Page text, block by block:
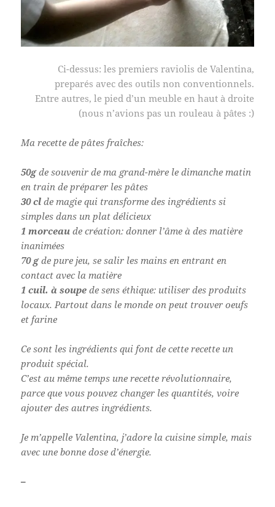
Ci-dessus: les premiers raviolis de Valentina,
preparés avec des outils non conventionnels.
Entre autres, le pied d’un meuble en haut à droite
(nous n’avions pas un rouleau à pâtes :)
Ma recette de pâtes fraîches:
50gde souvenir de ma grand-mère le dimanche matin
en train de préparer les pâtes
30 cl de magie qui transforme des ingrédients si
simples dans un plat délicieux
1 morceau de création: donner l’âme à des matière
inanimées
70 gde pure jeu, se salir les mains en entrant en
contact avec la matière
1 cuil. à soupe de sens éthique: utiliser des produits
locaux. Partout dans le monde on peut trouver oeufs
et farine
Ce sont les ingrédients qui font de cette recette un
produit spécial.
C’est au même temps une recette révolutionnaire,
parce que vous pouvez changer les quantités, voire
ajouter des autres ingrédients.
Je m’appelle Valentina, j’adore la cuisine simple, mais
avec une bonne dose d’énergie.
–